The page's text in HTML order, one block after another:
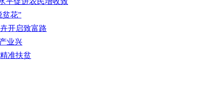
贫花”
开启致富路
业兴
准扶贫